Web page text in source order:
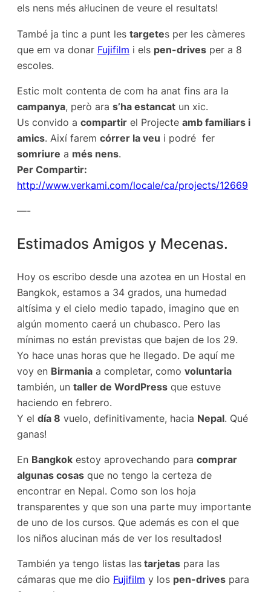
els nens més al·lucinen de veure el resultats!
També ja tinc a punt les targetes per les càmeres
que em va donar Fujifilm i els pen-drives per a 8
escoles.
Estic molt contenta de com ha anat fins ara la
campanya, però ara s’ha estancat un xic.
Us convido a compartir el Projecte amb familiars i
amics. Així farem córrer la veu i podré fer
somriure a més nens.
Per Compartir:
http://www.verkami.com/locale/ca/projects/12669
—-
Estimados Amigos y Mecenas.
Hoy os escribo desde una azotea en un Hostal en
Bangkok, estamos a 34 grados, una humedad
altísima y el cielo medio tapado, imagino que en
algún momento caerá un chubasco. Pero las
mínimas no están previstas que bajen de los 29.
Yo hace unas horas que he llegado. De aquí me
voy en Birmania a completar, como voluntaria
también, un taller de WordPress que estuve
haciendo en febrero.
Y el día 8 vuelo, definitivamente, hacia Nepal. Qué
ganas!
En Bangkok estoy aprovechando para comprar
algunas cosas que no tengo la certeza de
encontrar en Nepal. Como son los hoja
transparentes y que son una parte muy importante
de uno de los cursos. Que además es con el que
los niños alucinan más de ver los resultados!
También ya tengo listas las tarjetas para las
cámaras que me dio Fujifilm y los pen-drives para